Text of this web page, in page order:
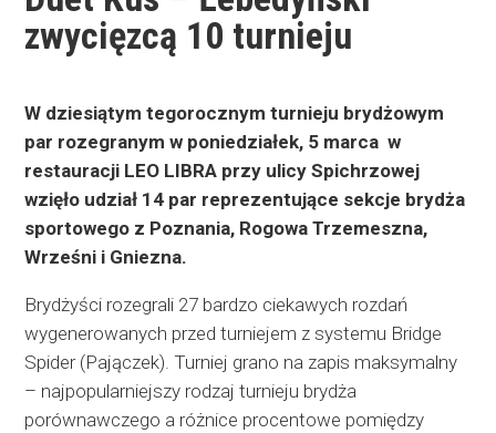
zwycięzcą 10 turnieju
W dziesiątym tegorocznym turnieju brydżowym
par rozegranym w poniedziałek, 5 marca w
restauracji LEO LIBRA przy ulicy Spichrzowej
wzięło udział 14 par reprezentujące sekcje brydża
sportowego z Poznania, Rogowa Trzemeszna,
Wrześni i Gniezna.
Brydżyści rozegrali 27 bardzo ciekawych rozdań
wygenerowanych przed turniejem z systemu Bridge
Spider (Pajączek). Turniej grano na zapis maksymalny
– najpopularniejszy rodzaj turnieju brydża
porównawczego a różnice procentowe pomiędzy